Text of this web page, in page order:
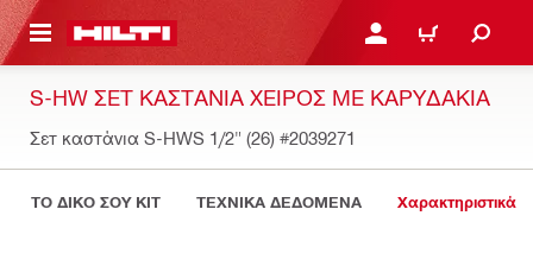
ΕΛΕΓΞΕΙΣ ΤΟ ΠΑΚΕΤΟ ΠΟΥ ΕΧΕΙΣ ΦΤΙΑΞΕΙ ΚΆΝΕ ΣΎΝΔΕΣΗ Ή
ΚΑΛΆΘΙ
S-HW ΣΕΤ ΚΑΣΤΆΝΙΑ ΧΕΙΡΌΣ ΜΕ ΚΑΡΥΔΆΚΙΑ
Σετ καστάνια S-HWS 1/2" (26) #2039271
ΤΟ ΔΙΚΟ ΣΟΥ KIT ΤΕΧΝΙΚΑ ΔΕΔΟΜΕΝΑ Χαρακτηριστικά